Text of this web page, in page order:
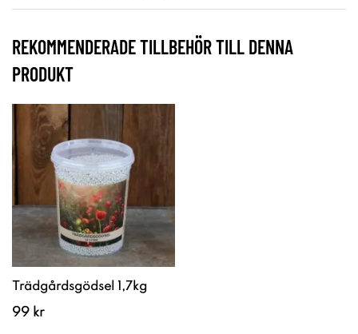
REKOMMENDERADE TILLBEHÖR TILL DENNA
PRODUKT
Trädgårdsgödsel 1,7kg
99 kr